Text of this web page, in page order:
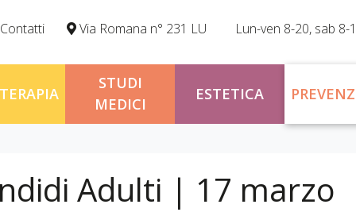
Via Romana n° 231 LU Lun-ven 8-20, sab 8-
STUDI
MEDICI
ESTETICA
Adulti | 17 marzo